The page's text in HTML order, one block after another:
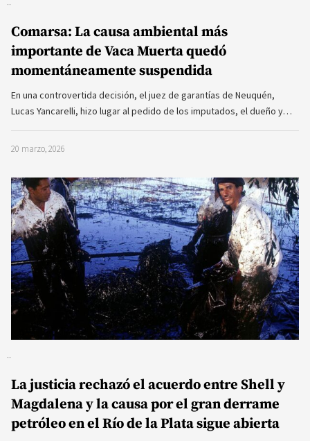
Comarsa: La causa ambiental más
importante de Vaca Muerta quedó
momentáneamente suspendida
En una controvertida decisión, el juez de garantías de Neuquén,
Lucas Yancarelli, hizo lugar al pedido de los imputados, el dueño y…
20 marzo, 2026
La justicia rechazó el acuerdo entre Shell y
Magdalena y la causa por el gran derrame
petróleo en el Río de la Plata sigue abierta